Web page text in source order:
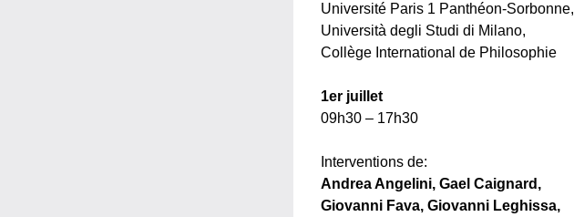
Université Paris 1 Panthéon-Sorbonne,
Università degli Studi di Milano,
Collège International de Philosophie
1er juillet
09h30 – 17h30
Interventions de:
Andrea Angelini, Gael Caignard,
Giovanni Fava, Giovanni Leghissa,